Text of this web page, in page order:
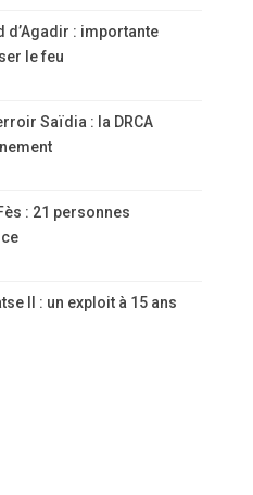
d’Agadir : importante
le feu
Saïdia : la DRCA
: 21 personnes
II : un exploit à 15 ans